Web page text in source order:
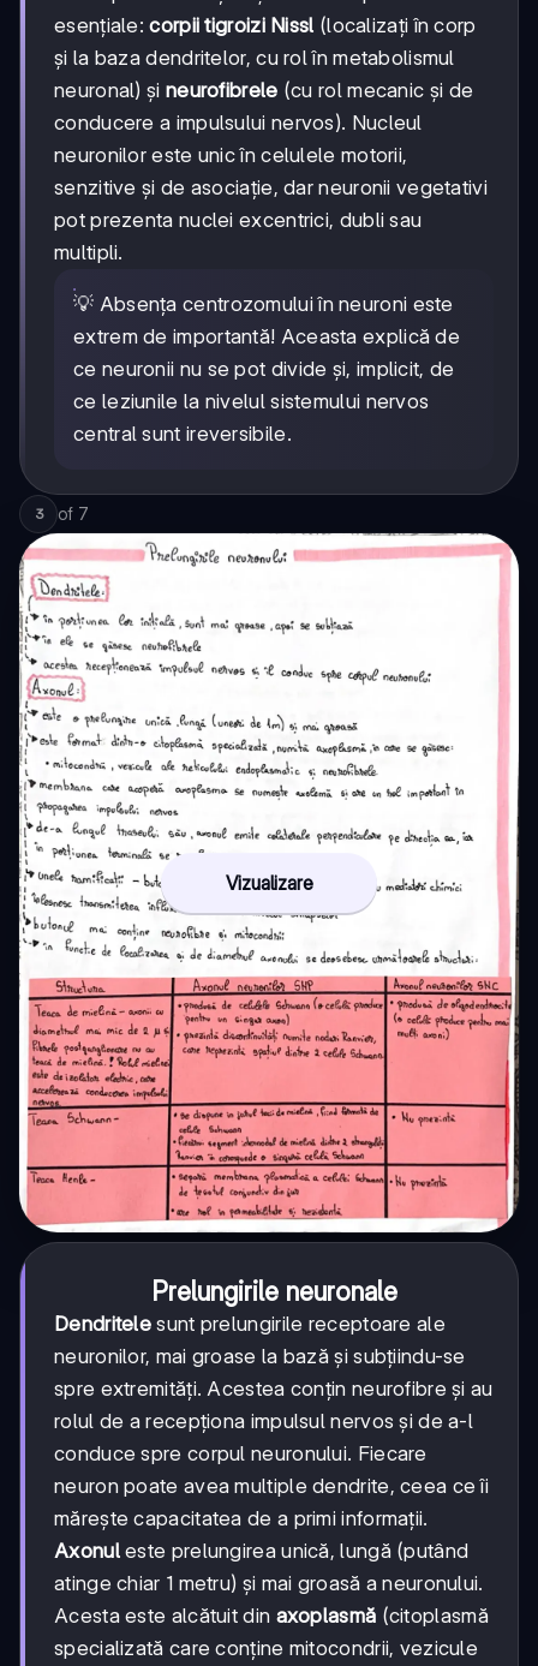
esențiale:corpii tigroizi Nissl (localizați în corp
și la baza dendritelor, cu rol în metabolismul
neuronal) și neurofibrele (cu rol mecanic și de
conducere a impulsului nervos). Nucleul
neuronilor este unic în celulele motorii,
senzitive și de asociație, dar neuronii vegetativi
pot prezenta nuclei excentrici, dubli sau
multipli.
💡 Absența centrozomului în neuroni este
extrem de importantă! Aceasta explică de
ce neuronii nu se pot divide și, implicit, de
ce leziunile la nivelul sistemului nervos
central sunt ireversibile.
3 of 7
Vizualizare
Prelungirile neuronale
Dendritele sunt prelungirile receptoare ale
neuronilor, mai groase la bază și subțiindu-se
spre extremități. Acestea conțin neurofibre și au
rolul de a recepționa impulsul nervos și de a-l
conduce spre corpul neuronului. Fiecare
neuron poate avea multiple dendrite, ceea ce îi
mărește capacitatea de a primi informații.
Axonuleste prelungirea unică, lungă (putând
atinge chiar 1 metru) și mai groasă a neuronului.
Acesta este alcătuit din axoplasmă (citoplasmă
specializată care conține mitocondrii, vezicule